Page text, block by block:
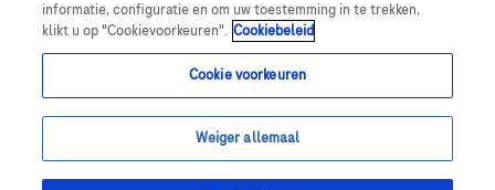
alomvattende aanpak om kanker te begrijpen en
nieuwe geneesmiddelen te ontdekken.
informatie, configuratie en om uw toestemming in te trekken,
klikt u op "Cookievoorkeuren". Cookiebeleid
Cookie voorkeuren
Weiger allemaal